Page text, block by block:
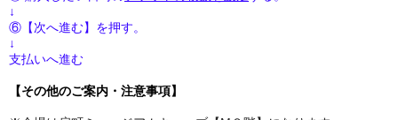
↓
⑥【次へ進む】を押す。
↓
支払いへ進む
【その他のご案内・注意事項】